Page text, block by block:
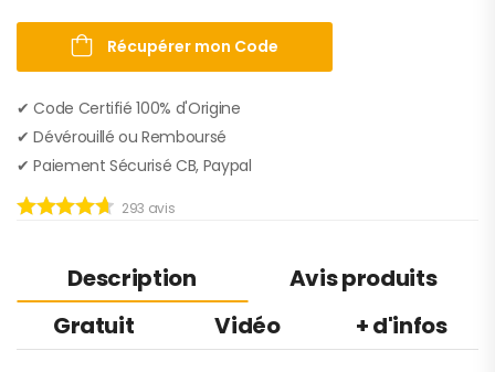
Récupérer mon Code
✔︎ Code Certifié 100% d'Origine
✔︎ Dévérouillé ou Remboursé
✔︎ Paiement Sécurisé CB, Paypal
293 avis
Description
Avis produits
Gratuit
Vidéo + d'infos